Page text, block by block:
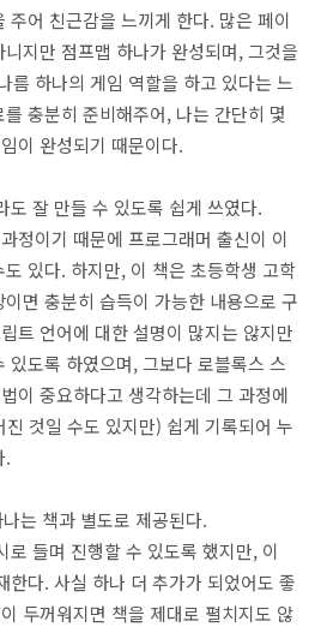
주어 친근감을 느끼게 한다. 많은 페이
지만 점프맵 하나가 완성되며, 그것을
름 하나의 게임 역할을 하고 있다는 느
충분히 준비해주어, 나는 간단히 몇
이 완성되기 때문이다.
도 잘 만들 수 있도록 쉽게 쓰였다.
정이기 때문에 프로그래머 출신이 이
있다. 하지만, 이 책은 초등학생 고학
면 충분히 습득이 가능한 내용으로 구
트 언어에 대한 설명이 많지는 않지만
있도록 하였으며, 그보다 로블록스 스
이 중요하다고 생각하는데 그 과정에
것일 수도 있지만) 쉽게 기록되어 누
.
는 책과 별도로 제공된다.
로 들며 진행할 수 있도록 했지만, 이
한다. 사실 하나 더 추가가 되었어도 좋
두꺼워지면 책을 제대로 펼치지도 않